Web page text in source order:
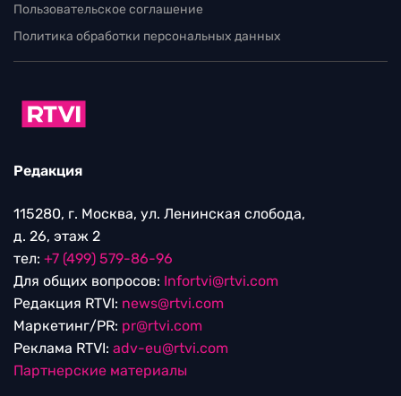
Пользовательское соглашение
Политика обработки персональных данных
Редакция
115280, г. Москва, ул. Ленинская слобода,
д. 26, этаж 2
тел: +7 (499) 579-86-96
Для общих вопросов: Infortvi@rtvi.com
Редакция RTVI: news@rtvi.com
Маркетинг/PR: pr@rtvi.com
Реклама RTVI: adv-eu@rtvi.com
Партнерские материалы